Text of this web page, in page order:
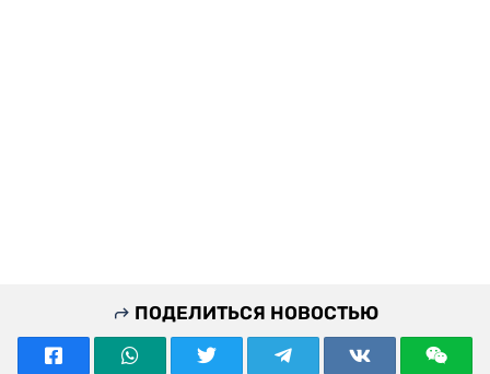
ПОДЕЛИТЬСЯ НОВОСТЬЮ